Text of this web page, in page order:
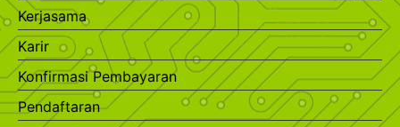
Kerjasama
Karir
Konfirmasi Pembayaran
Pendaftaran